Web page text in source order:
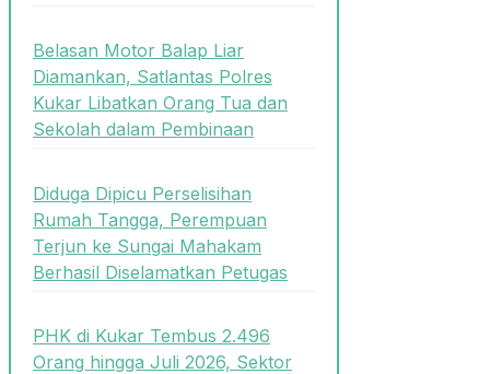
Belasan Motor Balap Liar
Diamankan, Satlantas Polres
Kukar Libatkan Orang Tua dan
Sekolah dalam Pembinaan
Diduga Dipicu Perselisihan
Rumah Tangga, Perempuan
Terjun ke Sungai Mahakam
Berhasil Diselamatkan Petugas
PHK di Kukar Tembus 2.496
Orang hingga Juli 2026, Sektor